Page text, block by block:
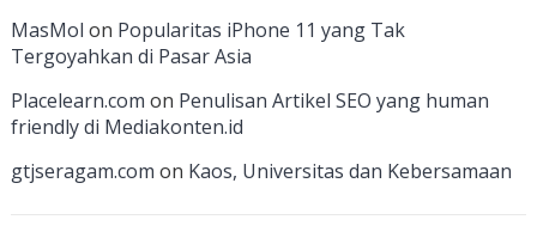
h
a
n
n
MasMol on Popularitas iPhone 11 yang Tak
Tergoyahkan di Pasar Asia
Placelearn.com on Penulisan Artikel SEO yang human
friendly di Mediakonten.id
gtjseragam.com on Kaos, Universitas dan Kebersamaan